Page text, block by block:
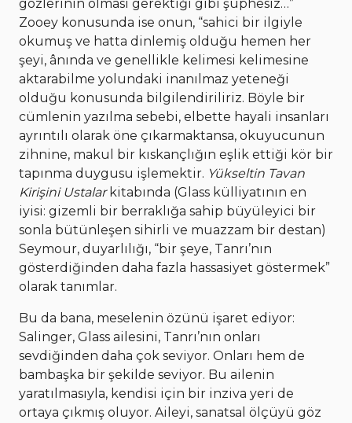
gözlerinin olması gerektiği gibi şüphesiz…”
Zooey konusunda ise onun, “sahici bir ilgiyle
okumuş ve hatta dinlemiş olduğu hemen her
şeyi, ânında ve genellikle kelimesi kelimesine
aktarabilme yolundaki inanılmaz yeteneği
olduğu konusunda bilgilendiriliriz. Böyle bir
cümlenin yazılma sebebi, elbette hayali insanları
ayrıntılı olarak öne çıkarmaktansa, okuyucunun
zihnine, makul bir kıskançlığın eşlik ettiği kör bir
tapınma duygusu işlemektir. Yükseltin Tavan
Kirişini Ustalarkitabında (Glass külliyatının en
iyisi: gizemli bir berraklığa sahip büyüleyici bir
sonla bütünleşen sihirli ve muazzam bir destan)
Seymour, duyarlılığı, “bir şeye, Tanrı’nın
gösterdiğinden daha fazla hassasiyet göstermek”
olarak tanımlar.
Bu da bana, meselenin özünü işaret ediyor:
Salinger, Glass ailesini, Tanrı’nın onları
sevdiğinden daha çok seviyor. Onları hem de
bambaşka bir şekilde seviyor. Bu ailenin
yaratılmasıyla, kendisi için bir inziva yeri de
ortaya çıkmış oluyor. Aileyi, sanatsal ölçüyü göz